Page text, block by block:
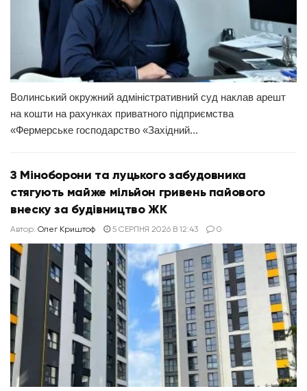
Волинський окружний адміністративний суд наклав арешт
на кошти на рахунках приватного підприємства
«Фермерське господарство «Західний...
З Міноборони та луцького забудовника
стягують майже мільйон гривень пайового
внеску за будівництво ЖК
Автор: Олег Криштоф 5 СЕРПНЯ 2026 В 12:43 0